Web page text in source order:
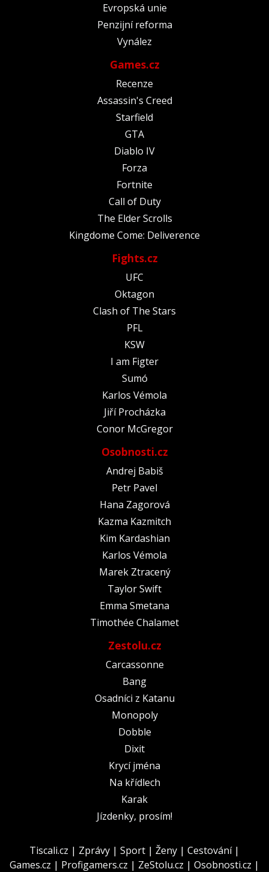
Evropská unie
Penzijní reforma
Vynález
Games.cz
Recenze
Assassin's Creed
Starfield
GTA
Diablo IV
Forza
Fortnite
Call of Duty
The Elder Scrolls
Kingdome Come: Deliverence
Fights.cz
UFC
Oktagon
Clash of The Stars
PFL
KSW
I am Figter
Sumó
Karlos Vémola
Jiří Procházka
Conor McGregor
Osobnosti.cz
Andrej Babiš
Petr Pavel
Hana Zagorová
Kazma Kazmitch
Kim Kardashian
Karlos Vémola
Marek Ztracený
Taylor Swift
Emma Smetana
Timothée Chalamet
Zestolu.cz
Carcassonne
Bang
Osadníci z Katanu
Monopoly
Dobble
Dixit
Krycí jména
Na křídlech
Karak
Jízdenky, prosím!
Tiscali.cz | Zprávy | Sport | Ženy | Cestování|
Games.cz | Profigamers.cz | ZeStolu.cz | Osobnosti.cz |